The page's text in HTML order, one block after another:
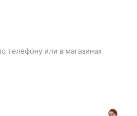
телефону или в магазинах